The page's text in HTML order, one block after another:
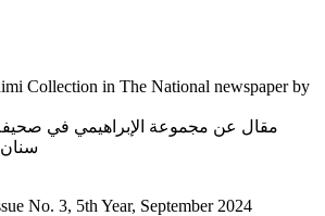
Collection in The National newspaper by
مقال عن مجموعة الإبراهيمي في
سنان
No. 3, 5th Year, September 2024